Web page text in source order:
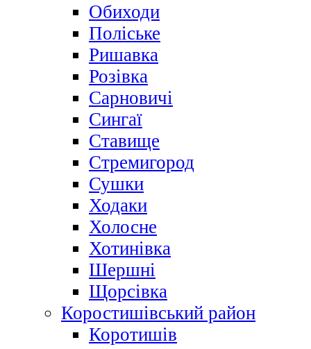
Обиходи
Поліське
Ришавка
Розівка
Сарновичі
Сингаї
Ставище
Стремигород
Сушки
Ходаки
Холосне
Хотинівка
Шершні
Щорсівка
Коростишівський район
Коротишів